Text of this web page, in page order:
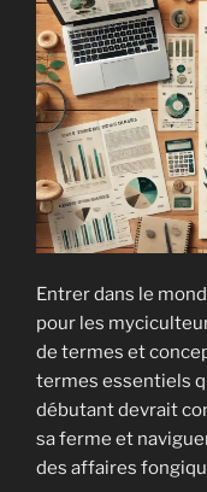
Entrer dans le
pour les
de termes et
termes essentiels
débutant devrait
sa ferme et
des affaires